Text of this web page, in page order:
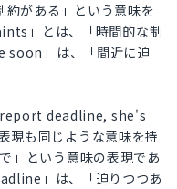
がある」という意味を
」とは、「時間的な制
soon」は、「間近に迫
deadline, she's
も同じような意味を持
」という意味の表現であ
」は、「迫りつつあ